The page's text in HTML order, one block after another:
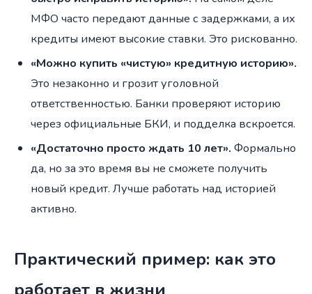
МФО часто передают данные с задержками, а их
кредиты имеют высокие ставки. Это рискованно.
«Можно купить «чистую» кредитную историю».
Это незаконно и грозит уголовной
ответственностью. Банки проверяют историю
через официальные БКИ, и подделка вскроется.
«Достаточно просто ждать 10 лет». Формально
да, но за это время вы не сможете получить
новый кредит. Лучше работать над историей
активно.
Практический пример: как это